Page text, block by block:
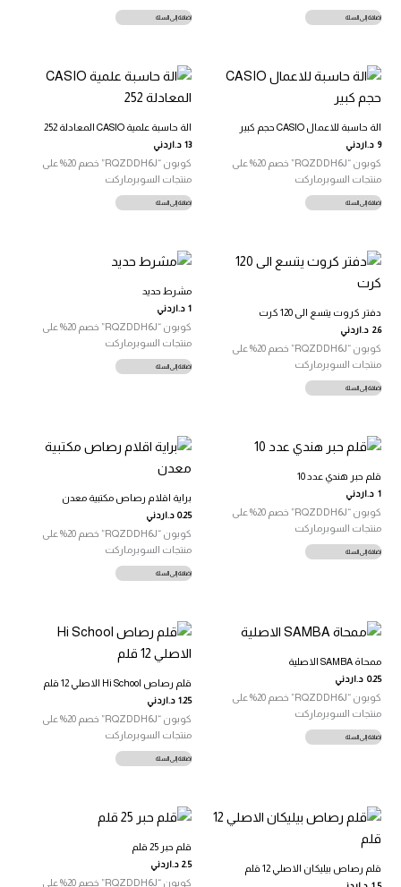
إضافة إلى السلة إضافة إلى السلة
الة حاسبة للاعمال CASIO حجم كبير
9 د.اردني
كوبون “RQZDDH6J” خصم 20% على
منتجات السوبرماركت
إضافة إلى السلة
الة حاسبة علمية CASIO المعادلة 252
13 د.اردني
كوبون “RQZDDH6J” خصم 20% على
منتجات السوبرماركت
إضافة إلى السلة
دفتر كروت يتسع الى 120 كرت
2.6 د.اردني
كوبون “RQZDDH6J” خصم 20% على
منتجات السوبرماركت
إضافة إلى السلة
مشرط حديد
1 د.اردني
كوبون “RQZDDH6J” خصم 20% على
منتجات السوبرماركت
إضافة إلى السلة
قلم حبر هندي عدد 10
1 د.اردني
كوبون “RQZDDH6J” خصم 20% على
منتجات السوبرماركت
إضافة إلى السلة
براية اقلام رصاص مكتبية معدن
0.25 د.اردني
كوبون “RQZDDH6J” خصم 20% على
منتجات السوبرماركت
إضافة إلى السلة
ممحاة SAMBA الاصلية
0.25 د.اردني
كوبون “RQZDDH6J” خصم 20% على
منتجات السوبرماركت
إضافة إلى السلة
قلم رصاص Hi School الاصلي 12 قلم
1.25 د.اردني
كوبون “RQZDDH6J” خصم 20% على
منتجات السوبرماركت
إضافة إلى السلة
قلم رصاص بيليكان الاصلي 12 قلم
قلم حبر 25 قلم
2.5 د.اردني
كوبون “RQZDDH6J” خصم 20% على